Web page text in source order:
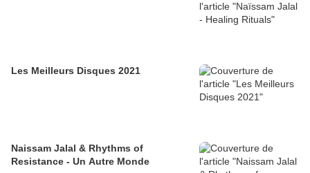
Les Meilleurs Disques 2021
Naissam Jalal & Rhythms of
Resistance - Un Autre Monde